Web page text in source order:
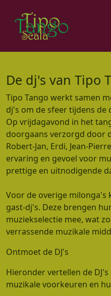
De dj's van Tipo
Tipo Tango werkt samen
dj's om de sfeer tijdens de
Op vrijdagavond in het
doorgaans verzorgd door
Robert-Jan, Erdi, Jean-
ervaring en gevoel voor
prettige en uitnodigende
Voor de overige milonga's
gast-dj's. Deze brengen
muziekselectie mee, wat
verrassende muzikale
Ontmoet de DJ's
Hieronder vertellen de
muzikale voorkeuren en